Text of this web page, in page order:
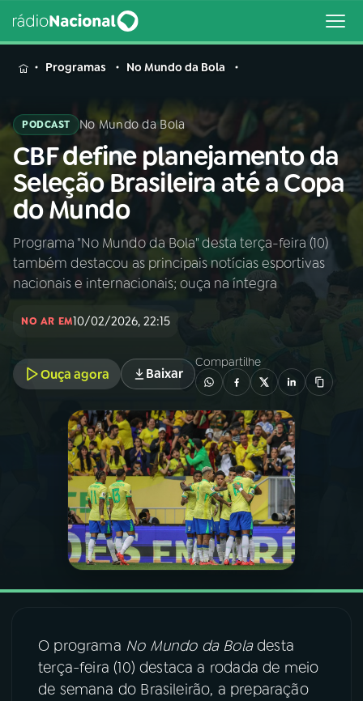
MENU
Buscar
na
Rádio
Nacional
Buscar
AO VIVO
PROGRAMAS
PODCASTS
VIDEOCASTS
08FESTIVAL DE MÚSICA
Programas No Mundo da Bola
PODCAST No Mundo da Bola
CBF define planejamento da
Seleção Brasileira até a Copa
do Mundo
Programa "No Mundo da Bola" desta terça-feira (10)
também destacou as principais notícias esportivas
nacionais e internacionais; ouça na íntegra
NO AR EM10/02/2026, 22:15
Ouça agora Baixar
Compartilhe
O programa No Mundo da Boladesta
terça-feira (10) destaca a rodada de meio
de semana do Brasileirão, a preparação